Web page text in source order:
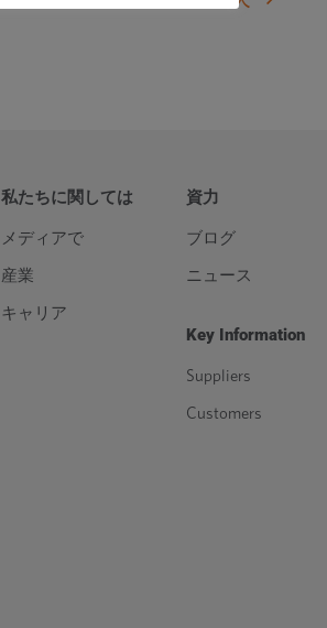
私たちに関しては
メディアで
産業
キャリア
資力
ブログ
ニュース
Key Information
Suppliers
Customers